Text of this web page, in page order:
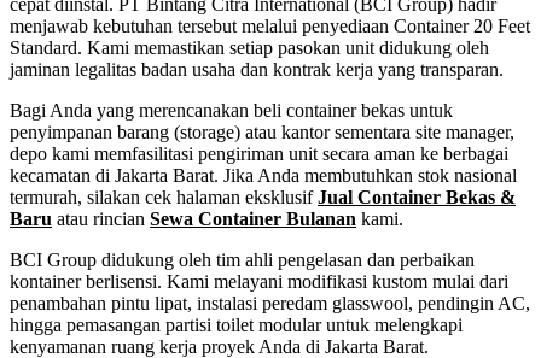
menjawab kebutuhan tersebut melalui penyediaan Container 20 Feet
Standard. Kami memastikan setiap pasokan unit didukung oleh
jaminan legalitas badan usaha dan kontrak kerja yang transparan.
Bagi Anda yang merencanakan beli container bekas untuk
penyimpanan barang (storage) atau kantor sementara site manager,
depo kami memfasilitasi pengiriman unit secara aman ke berbagai
kecamatan di Jakarta Barat. Jika Anda membutuhkan stok nasional
termurah, silakan cek halaman eksklusifJual Container Bekas &
Baru atau rincian Sewa Container Bulanan kami.
BCI Group didukung oleh tim ahli pengelasan dan perbaikan
kontainer berlisensi. Kami melayani modifikasi kustom mulai dari
penambahan pintu lipat, instalasi peredam glasswool, pendingin AC,
hingga pemasangan partisi toilet modular untuk melengkapi
kenyamanan ruang kerja proyek Anda di Jakarta Barat.